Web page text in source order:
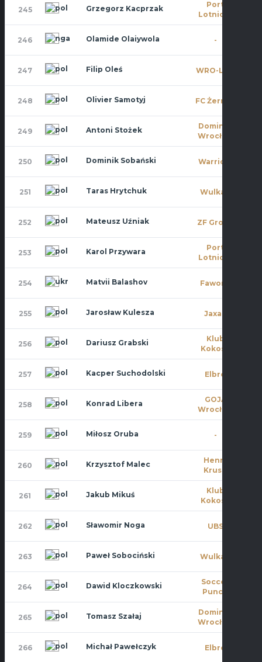
245 Grzegorz Kacprzak
Port
Lotniczy
246 Olamide Olaiywola -
247 Filip Oleś WRO-LOT
248 Olivier Samotyj FC Żerniki
249 Antoni Stożek
Dominat
Wrocław
250 Dominik Sobański Warriors
251 Taras Hrytchuk Wulkan
252 Mateusz Uźniak ZF Group
253 Karol Przywara
Port
Lotniczy
254 Matvii Balashov Faworit
255 Jarosław Kulesza Jaxan
256 Dariusz Grabski
Klub
Kokosa
257 Kacper Suchodolski Elbro
258 Konrad Libera
GOJA
Wrocław
259 Miłosz Oruba -
260 Krzysztof Malec
Henry
Kruse
261 Jakub Mikuś
Klub
Kokosa
262 Sławomir Noga UBS
263 Paweł Sobociński Wulkan
264 Dawid Kloczkowski
Soccer
Punch
265 Tomasz Szałaj
Dominat
Wrocław
266 Michał Pawełczyk Elbro